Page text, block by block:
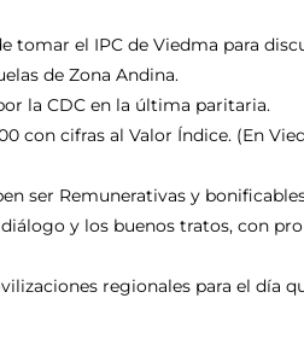
tomar el IPC de Viedma para
de Zona Andina.
la CDC en la última paritaria.
con cifras al Valor Índice. (En
ser Remunerativas y
y los buenos tratos, con
regionales para el día